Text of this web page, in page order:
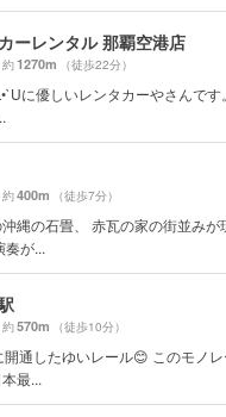
ーレンタル 那覇空港店
1270m （徒歩22分）
400m （徒歩7分）
縄の石畳、 赤瓦の家の街並みが
奏が...
570m （徒歩10分）
通したゆいレール😊 このモノ
最...